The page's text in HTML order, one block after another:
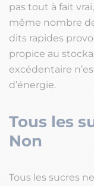
pas tout à fait
même nombre
dits rapides
propice au
excédentaire
d’énergie.
Tous les
Non
Tous les sucres